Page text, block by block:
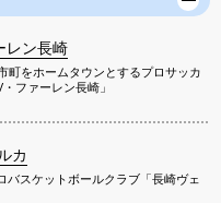
レン長崎
町をホームタウンとするプロサッカ
ファーレン長崎」
カ
バスケットボールクラブ「長崎ヴェ